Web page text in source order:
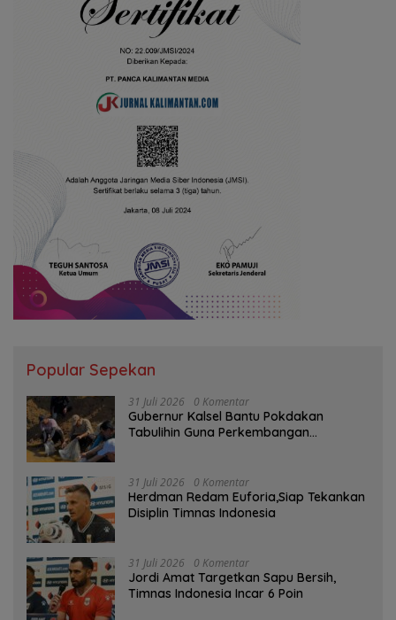
Popular Sepekan
31 Juli 2026 0 Komentar
Gubernur Kalsel Bantu Pokdakan
Tabulihin Guna Perkembangan
31 Juli 2026 0 Komentar
Herdman Redam Euforia,Siap Tekankan
Disiplin Timnas Indonesia
31 Juli 2026 0 Komentar
Jordi Amat Targetkan Sapu Bersih,
Timnas Indonesia Incar 6 Poin